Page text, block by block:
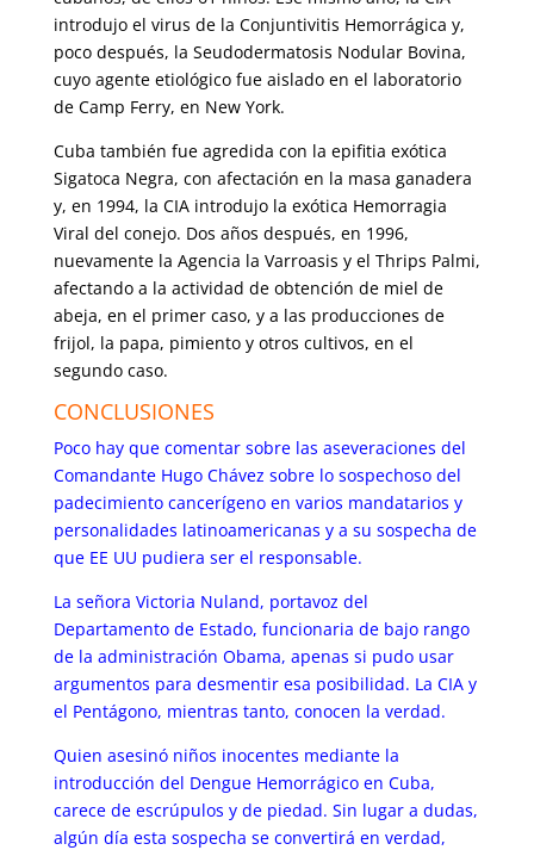
introdujo el virus de la Conjuntivitis Hemorrágica y,
poco después, la Seudodermatosis Nodular Bovina,
cuyo agente etiológico fue aislado en el laboratorio
de Camp Ferry, en New York.
Cuba también fue agredida con la epifitia exótica
Sigatoca Negra, con afectación en la masa ganadera
y, en 1994, la CIA introdujo la exótica Hemorragia
Viral del conejo. Dos años después, en 1996,
nuevamente la Agencia la Varroasis y el Thrips Palmi,
afectando a la actividad de obtención de miel de
abeja, en el primer caso, y a las producciones de
frijol, la papa, pimiento y otros cultivos, en el
segundo caso.
CONCLUSIONES
Poco hay que comentar sobre las aseveraciones del
Comandante Hugo Chávez sobre lo sospechoso del
padecimiento cancerígeno en varios mandatarios y
personalidades latinoamericanas y a su sospecha de
que EE UU pudiera ser el responsable.
La señora Victoria Nuland, portavoz del
Departamento de Estado, funcionaria de bajo rango
de la administración Obama, apenas si pudo usar
argumentos para desmentir esa posibilidad. La CIA y
el Pentágono, mientras tanto, conocen la verdad.
Quien asesinó niños inocentes mediante la
introducción del Dengue Hemorrágico en Cuba,
carece de escrúpulos y de piedad. Sin lugar a dudas,
algún día esta sospecha se convertirá en verdad,